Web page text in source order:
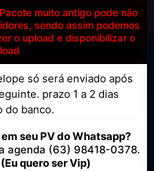
Pacote muito antigo pode não
sendo assim podemos
o upload e disponibilizar o
só será enviado após
prazo 1 a 2 dias
do banco.
seu PV do Whatsapp?
agenda (63) 98418-0378.
(Eu quero ser Vip)